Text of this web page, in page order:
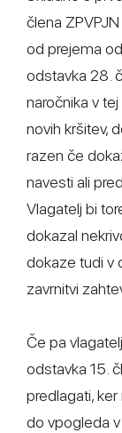
člena
od prejema
odstavka 28.
naročnika v
novih kršitev,
razen če
navesti ali
Vlagatelj bi
dokazal
dokaze tudi v
zavrnitvi
Če pa
odstavka 15.
predlagati,
do vpogleda